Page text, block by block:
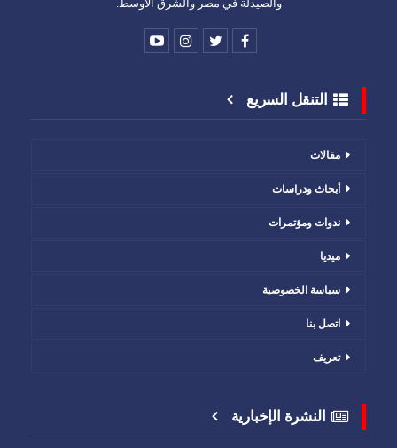
والصيدلة في مصر والشرق الأوسط.
التنقل السريع
مقالات
أبحاث ودراسات
ندوات ومؤتمرات
ميديا
سياسة الخصوصية
اتصل بنا
تعريف
النشرة الإخبارية